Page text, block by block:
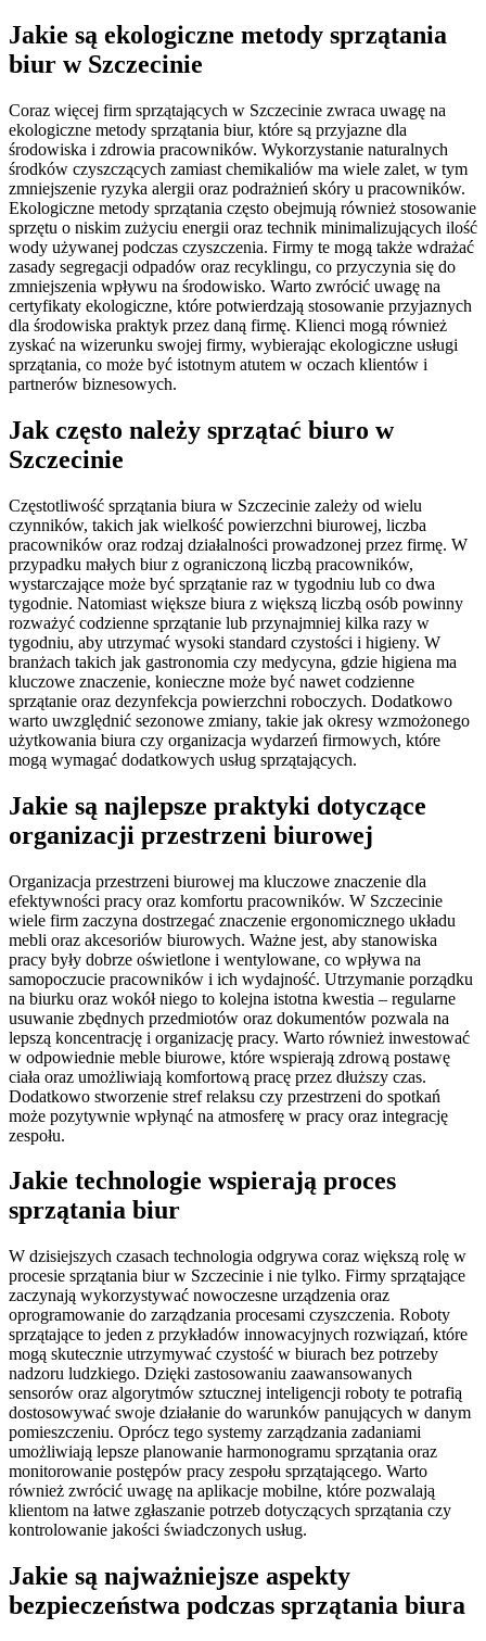
Jakie są ekologiczne metody sprzątania
biur w Szczecinie
Coraz więcej firm sprzątających w Szczecinie zwraca uwagę na
ekologiczne metody sprzątania biur, które są przyjazne dla
środowiska i zdrowia pracowników. Wykorzystanie naturalnych
środków czyszczących zamiast chemikaliów ma wiele zalet, w tym
zmniejszenie ryzyka alergii oraz podrażnień skóry u pracowników.
Ekologiczne metody sprzątania często obejmują również stosowanie
sprzętu o niskim zużyciu energii oraz technik minimalizujących ilość
wody używanej podczas czyszczenia. Firmy te mogą także wdrażać
zasady segregacji odpadów oraz recyklingu, co przyczynia się do
zmniejszenia wpływu na środowisko. Warto zwrócić uwagę na
certyfikaty ekologiczne, które potwierdzają stosowanie przyjaznych
dla środowiska praktyk przez daną firmę. Klienci mogą również
zyskać na wizerunku swojej firmy, wybierając ekologiczne usługi
sprzątania, co może być istotnym atutem w oczach klientów i
partnerów biznesowych.
Jak często należy sprzątać biuro w
Szczecinie
Częstotliwość sprzątania biura w Szczecinie zależy od wielu
czynników, takich jak wielkość powierzchni biurowej, liczba
pracowników oraz rodzaj działalności prowadzonej przez firmę. W
przypadku małych biur z ograniczoną liczbą pracowników,
wystarczające może być sprzątanie raz w tygodniu lub co dwa
tygodnie. Natomiast większe biura z większą liczbą osób powinny
rozważyć codzienne sprzątanie lub przynajmniej kilka razy w
tygodniu, aby utrzymać wysoki standard czystości i higieny. W
branżach takich jak gastronomia czy medycyna, gdzie higiena ma
kluczowe znaczenie, konieczne może być nawet codzienne
sprzątanie oraz dezynfekcja powierzchni roboczych. Dodatkowo
warto uwzględnić sezonowe zmiany, takie jak okresy wzmożonego
użytkowania biura czy organizacja wydarzeń firmowych, które
mogą wymagać dodatkowych usług sprzątających.
Jakie są najlepsze praktyki dotyczące
organizacji przestrzeni biurowej
Organizacja przestrzeni biurowej ma kluczowe znaczenie dla
efektywności pracy oraz komfortu pracowników. W Szczecinie
wiele firm zaczyna dostrzegać znaczenie ergonomicznego układu
mebli oraz akcesoriów biurowych. Ważne jest, aby stanowiska
pracy były dobrze oświetlone i wentylowane, co wpływa na
samopoczucie pracowników i ich wydajność. Utrzymanie porządku
na biurku oraz wokół niego to kolejna istotna kwestia – regularne
usuwanie zbędnych przedmiotów oraz dokumentów pozwala na
lepszą koncentrację i organizację pracy. Warto również inwestować
w odpowiednie meble biurowe, które wspierają zdrową postawę
ciała oraz umożliwiają komfortową pracę przez dłuższy czas.
Dodatkowo stworzenie stref relaksu czy przestrzeni do spotkań
może pozytywnie wpłynąć na atmosferę w pracy oraz integrację
zespołu.
Jakie technologie wspierają proces
sprzątania biur
W dzisiejszych czasach technologia odgrywa coraz większą rolę w
procesie sprzątania biur w Szczecinie i nie tylko. Firmy sprzątające
zaczynają wykorzystywać nowoczesne urządzenia oraz
oprogramowanie do zarządzania procesami czyszczenia. Roboty
sprzątające to jeden z przykładów innowacyjnych rozwiązań, które
mogą skutecznie utrzymywać czystość w biurach bez potrzeby
nadzoru ludzkiego. Dzięki zastosowaniu zaawansowanych
sensorów oraz algorytmów sztucznej inteligencji roboty te potrafią
dostosowywać swoje działanie do warunków panujących w danym
pomieszczeniu. Oprócz tego systemy zarządzania zadaniami
umożliwiają lepsze planowanie harmonogramu sprzątania oraz
monitorowanie postępów pracy zespołu sprzątającego. Warto
również zwrócić uwagę na aplikacje mobilne, które pozwalają
klientom na łatwe zgłaszanie potrzeb dotyczących sprzątania czy
kontrolowanie jakości świadczonych usług.
Jakie są najważniejsze aspekty
bezpieczeństwa podczas sprzątania biura